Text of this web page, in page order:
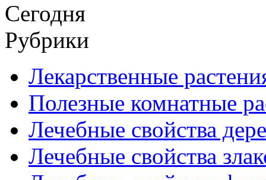
Сегодня
Рубрики
Лекарственные
Полезные комнатные
Лечебные свойства
Лечебные свойства